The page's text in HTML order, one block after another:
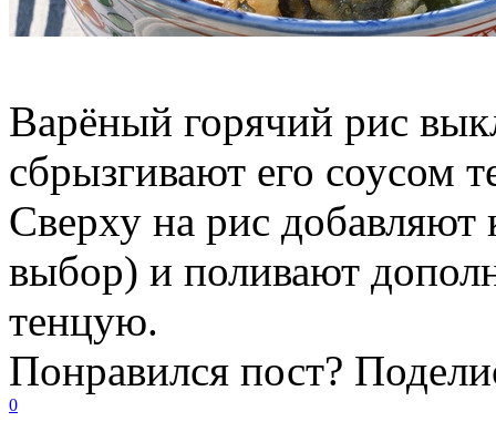
Варёный горячий рис
сбрызгивают его соусом
Сверху на рис
выбор) и поливают
тенцую.
Понравился пост?
0